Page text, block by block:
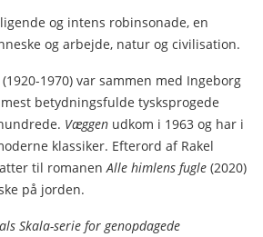
og intens robinsonade, en
og arbejde, natur og civilisation.
(1920-1970) var sammen med Ingeborg
betydningsfulde tysksprogede
Væggen udkom i 1963 og har i
klassiker. Efterord af Rakel
til romanen Alle himlens fugle (2020)
på jorden.
Skala-serie for genopdagede